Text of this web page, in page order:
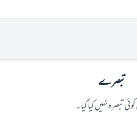
تبصرے
تبصرہ نہیں کیا گیا۔